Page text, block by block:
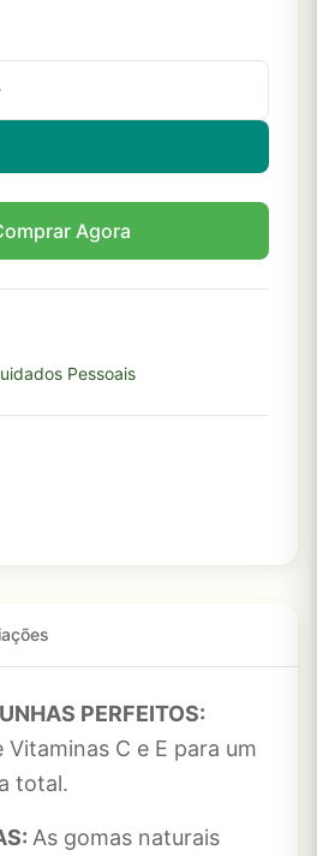
Agora
Pessoais
PERFEITOS:
C e E para um
total.
As gomas naturais